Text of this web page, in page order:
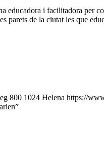
educadora i facilitadora
parets de la ciutat les que
800 1024 Helena https://